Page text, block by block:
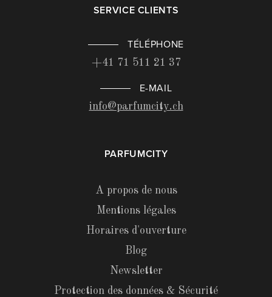
SERVICE CLIENTS
TÉLÉPHONE
+41 71 511 21 37
E-MAIL
info@parfumcity.ch
PARFUMCITY
A propos de nous
Mentions légales
Horaires d'ouverture
Blog
Newsletter
Protection des données & Sécurité